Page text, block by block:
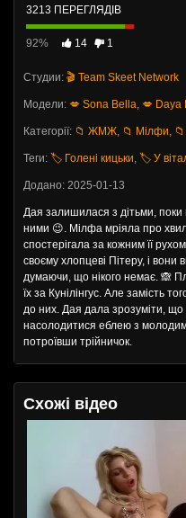
3213 ПЕРЕГЛЯДІВ
92% 14 1
Студии: 🎬 Team Skeet Network
Модели: 💋 Sona Bella, 💋 Daya
Категорії: 📁 ЖМЖ, 📁 Мілфи,
Теги: 🏷️ Голені кицьки, 🏷️ У
Додано: 2025-01-13
Дая залишилася з дітьми,
ними 😉. Мілфа мріяла про
спостерігала за кожним її
своєму хлопцеві Пітеру, і
думаючи, що нікого немає. 🙈
їх за Кунілінгус. Але замість
до них. Дая дала зрозуміти,
насолодитися еблею з
потроївши трійничок.
Схожі відео